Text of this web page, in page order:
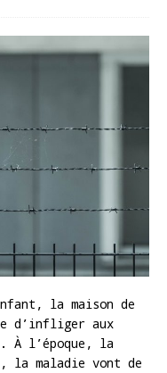
la maison de
d’infliger aux
À l’époque, la
la maladie vont de